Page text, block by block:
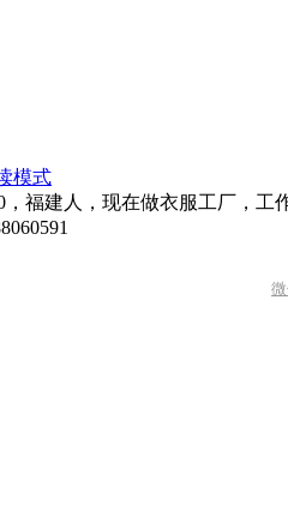
模式
福建人，现在做衣服工厂，